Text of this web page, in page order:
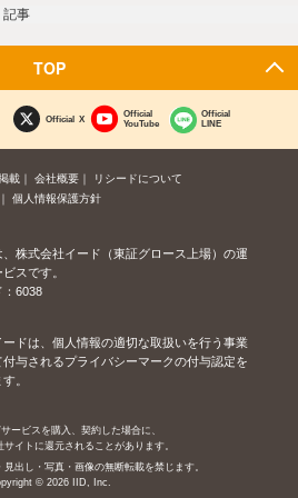
記事
TOP
Official X
Official
YouTube
Official
LINE
載 会社概要
リシードについて
個人情報保護方針
、株式会社イード（東証グロース上場）の運
スです。
：6038
ードは、個人情報の適切な取扱いを行う事業
付与されるプライバシーマークの付与認定を
。
ービスを購入、契約した場合に、
イトに還元されることがあります。
出し・写真・画像の無断転載を禁じます。
© 2026 IID, Inc.